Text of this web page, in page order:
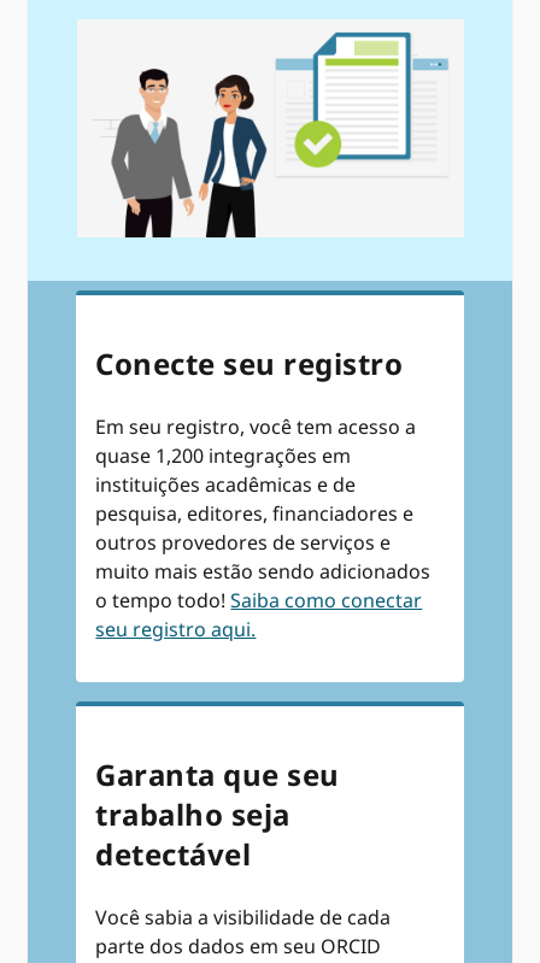
Conecte seu registro
Em seu registro, você tem acesso a
quase 1,200 integrações em
instituições acadêmicas e de
pesquisa, editores, financiadores e
outros provedores de serviços e
muito mais estão sendo adicionados
o tempo todo!Saiba como conectar
seu registro aqui.
Garanta que seu
trabalho seja
detectável
Você sabia a visibilidade de cada
parte dos dados em seu ORCID